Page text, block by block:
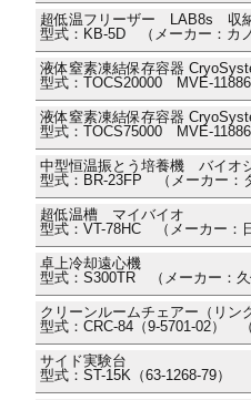
超低温フリーザー LAB8s 収
型式：KB-5D （メーカー：カノ
液体窒素凍結保存容器
型式：TOCS20000 MVE-
液体窒素凍結保存容器
型式：TOCS75000 MVE-
中型恒温振とう培養機 バイオ
型式：BR-23FP （メーカー：
超低温槽 マイバイオ
型式：VT-78HC （メーカー：
卓上冷却遠心機
型式：S300TR （メーカー：久
クリーンルームチェアー（リン
型式：CRC-84（9-5701-02）
サイド実験台
型式：ST-15K（63-1268-79）